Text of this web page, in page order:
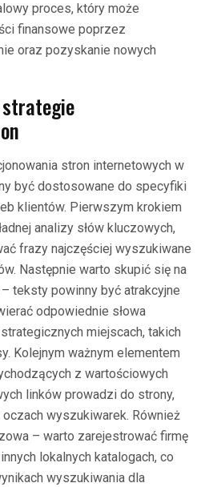
proces, który może
finansowe poprzez
oraz pozyskanie nowych
stron internetowych w
być dostosowane do specyfiki
klientów. Pierwszym krokiem
analizy słów kluczowych,
frazy najczęściej wyszukiwane
Następnie warto skupić się na
teksty powinny być atrakcyjne
odpowiednie słowa
miejscach, takich
Kolejnym ważnym elementem
z wartościowych
linków prowadzi do strony,
wyszukiwarek. Również
– warto zarejestrować firmę
lokalnych katalogach, co
wyszukiwania dla